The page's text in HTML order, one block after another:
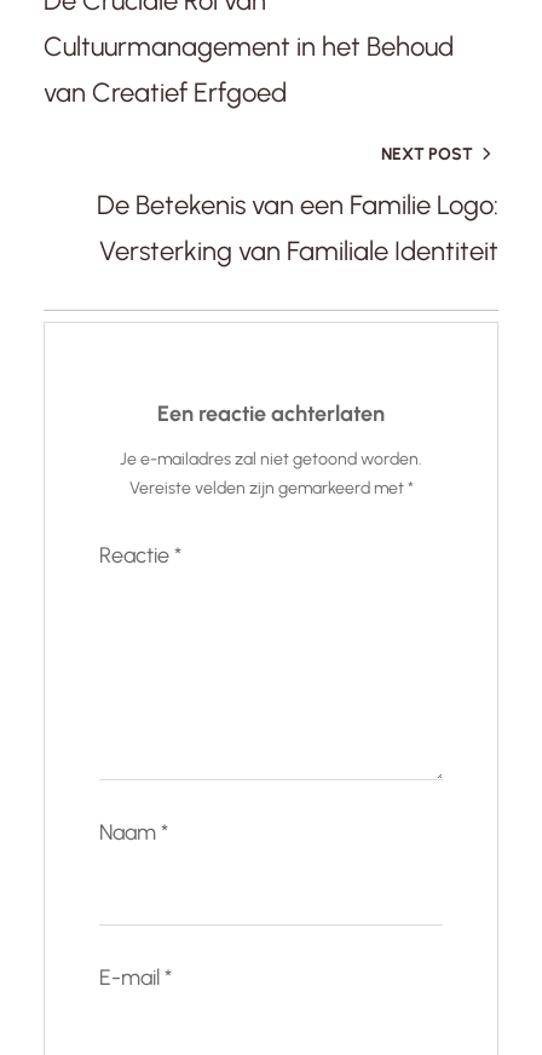
Cultuurmanagement in het Behoud
van Creatief Erfgoed
NEXT POST
De Betekenis van een Familie Logo:
Versterking van Familiale Identiteit
Een reactie achterlaten
Je e-mailadres zal niet getoond worden.
Vereiste velden zijn gemarkeerd met*
Reactie*
Naam*
E-mail*